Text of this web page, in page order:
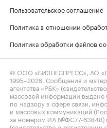
Пользовательское соглашение
Политика в отношении
Политика обработки файлов
© ООО «БИЗНЕСПРЕСС», АО
1995–2026 . Сообщения и
агентства «РБК»
массовой информации выдано
по надзору в сфере связи,
и массовых коммуникаций
за номером ИА №ФС77-63848)